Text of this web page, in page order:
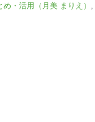
・活用（月美 まりえ）